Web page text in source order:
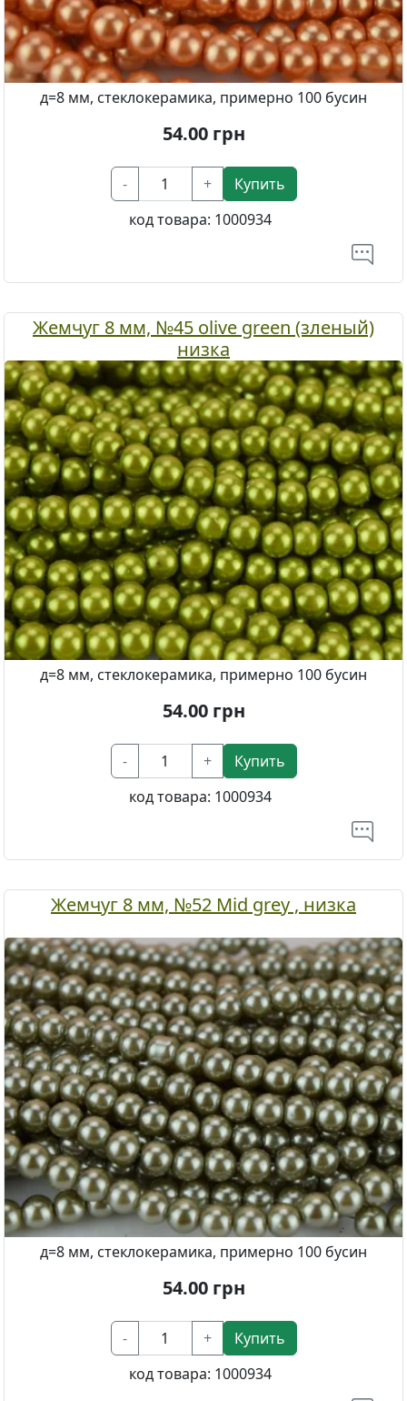
д=8 мм, стеклокерамика, примерно 100 бусин
54.00грн
- +
Купить
код товара: 1000934
Жемчуг 8 мм, №45 olive green (зленый)
низка
д=8 мм, стеклокерамика, примерно 100 бусин
54.00грн
- +
Купить
код товара: 1000934
Жемчуг 8 мм, №52 Mid grey , низка
д=8 мм, стеклокерамика, примерно 100 бусин
54.00грн
- +
Купить
код товара: 1000934